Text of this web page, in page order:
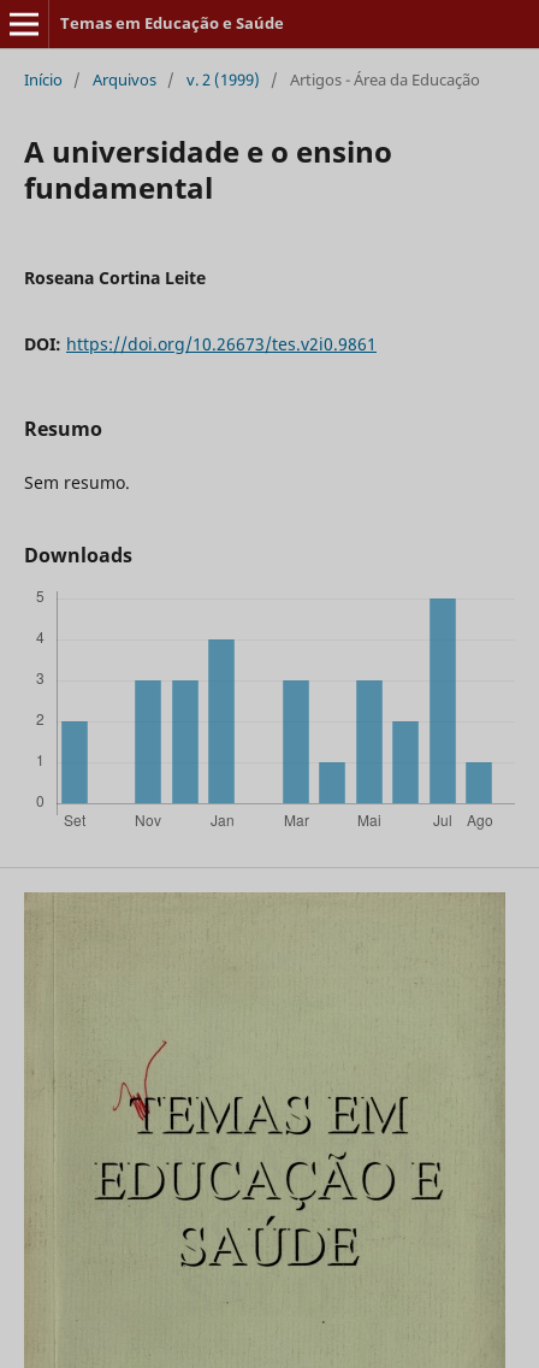
Temas em Educação e Saúde
Início / Arquivos / v. 2 (1999) / Artigos - Área da Educação
A universidade e o ensino
fundamental
Roseana Cortina Leite
DOI: https://doi.org/10.26673/tes.v2i0.9861
Resumo
Sem resumo.
Downloads